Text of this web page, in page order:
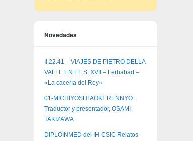
Novedades
II.22.41 – VIAJES DE PIETRO DELLA
VALLE EN EL S. XVII – Ferhabad –
«La cacería del Rey»
01-MICHIYOSHI AOKI: RENNYO.
Traductor y presentador, OSAMI
TAKIZAWA
DIPLOINMED del IH-CSIC Relatos